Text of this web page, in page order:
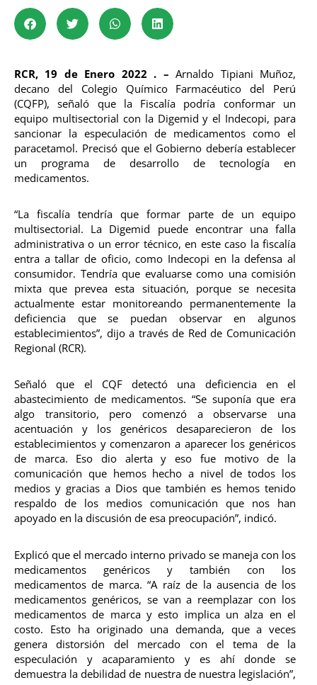
RCR, 19 de Enero 2022 . – Arnaldo Tipiani Muñoz,
decano del Colegio Químico Farmacéutico del Perú
(CQFP), señaló que la Fiscalía podría conformar un
equipo multisectorial con la Digemid y el Indecopi, para
sancionar la especulación de medicamentos como el
paracetamol. Precisó que el Gobierno debería establecer
un programa de desarrollo de tecnología en
medicamentos.
“La fiscalía tendría que formar parte de un equipo
multisectorial. La Digemid puede encontrar una falla
administrativa o un error técnico, en este caso la fiscalía
entra a tallar de oficio, como Indecopi en la defensa al
consumidor. Tendría que evaluarse como una comisión
mixta que prevea esta situación, porque se necesita
actualmente estar monitoreando permanentemente la
deficiencia que se puedan observar en algunos
establecimientos”, dijo a través de Red de Comunicación
Regional (RCR).
Señaló que el CQF detectó una deficiencia en el
abastecimiento de medicamentos. “Se suponía que era
algo transitorio, pero comenzó a observarse una
acentuación y los genéricos desaparecieron de los
establecimientos y comenzaron a aparecer los genéricos
de marca. Eso dio alerta y eso fue motivo de la
comunicación que hemos hecho a nivel de todos los
medios y gracias a Dios que también es hemos tenido
respaldo de los medios comunicación que nos han
apoyado en la discusión de esa preocupación”, indicó.
Explicó que el mercado interno privado se maneja con los
medicamentos genéricos y también con los
medicamentos de marca. “A raíz de la ausencia de los
medicamentos genéricos, se van a reemplazar con los
medicamentos de marca y esto implica un alza en el
costo. Esto ha originado una demanda, que a veces
genera distorsión del mercado con el tema de la
especulación y acaparamiento y es ahí donde se
demuestra la debilidad de nuestra de nuestra legislación”,